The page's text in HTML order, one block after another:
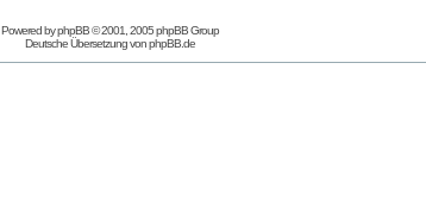
Powered byphpBB© 2001, 2005 phpBB Group
Deutsche Übersetzung vonphpBB.de